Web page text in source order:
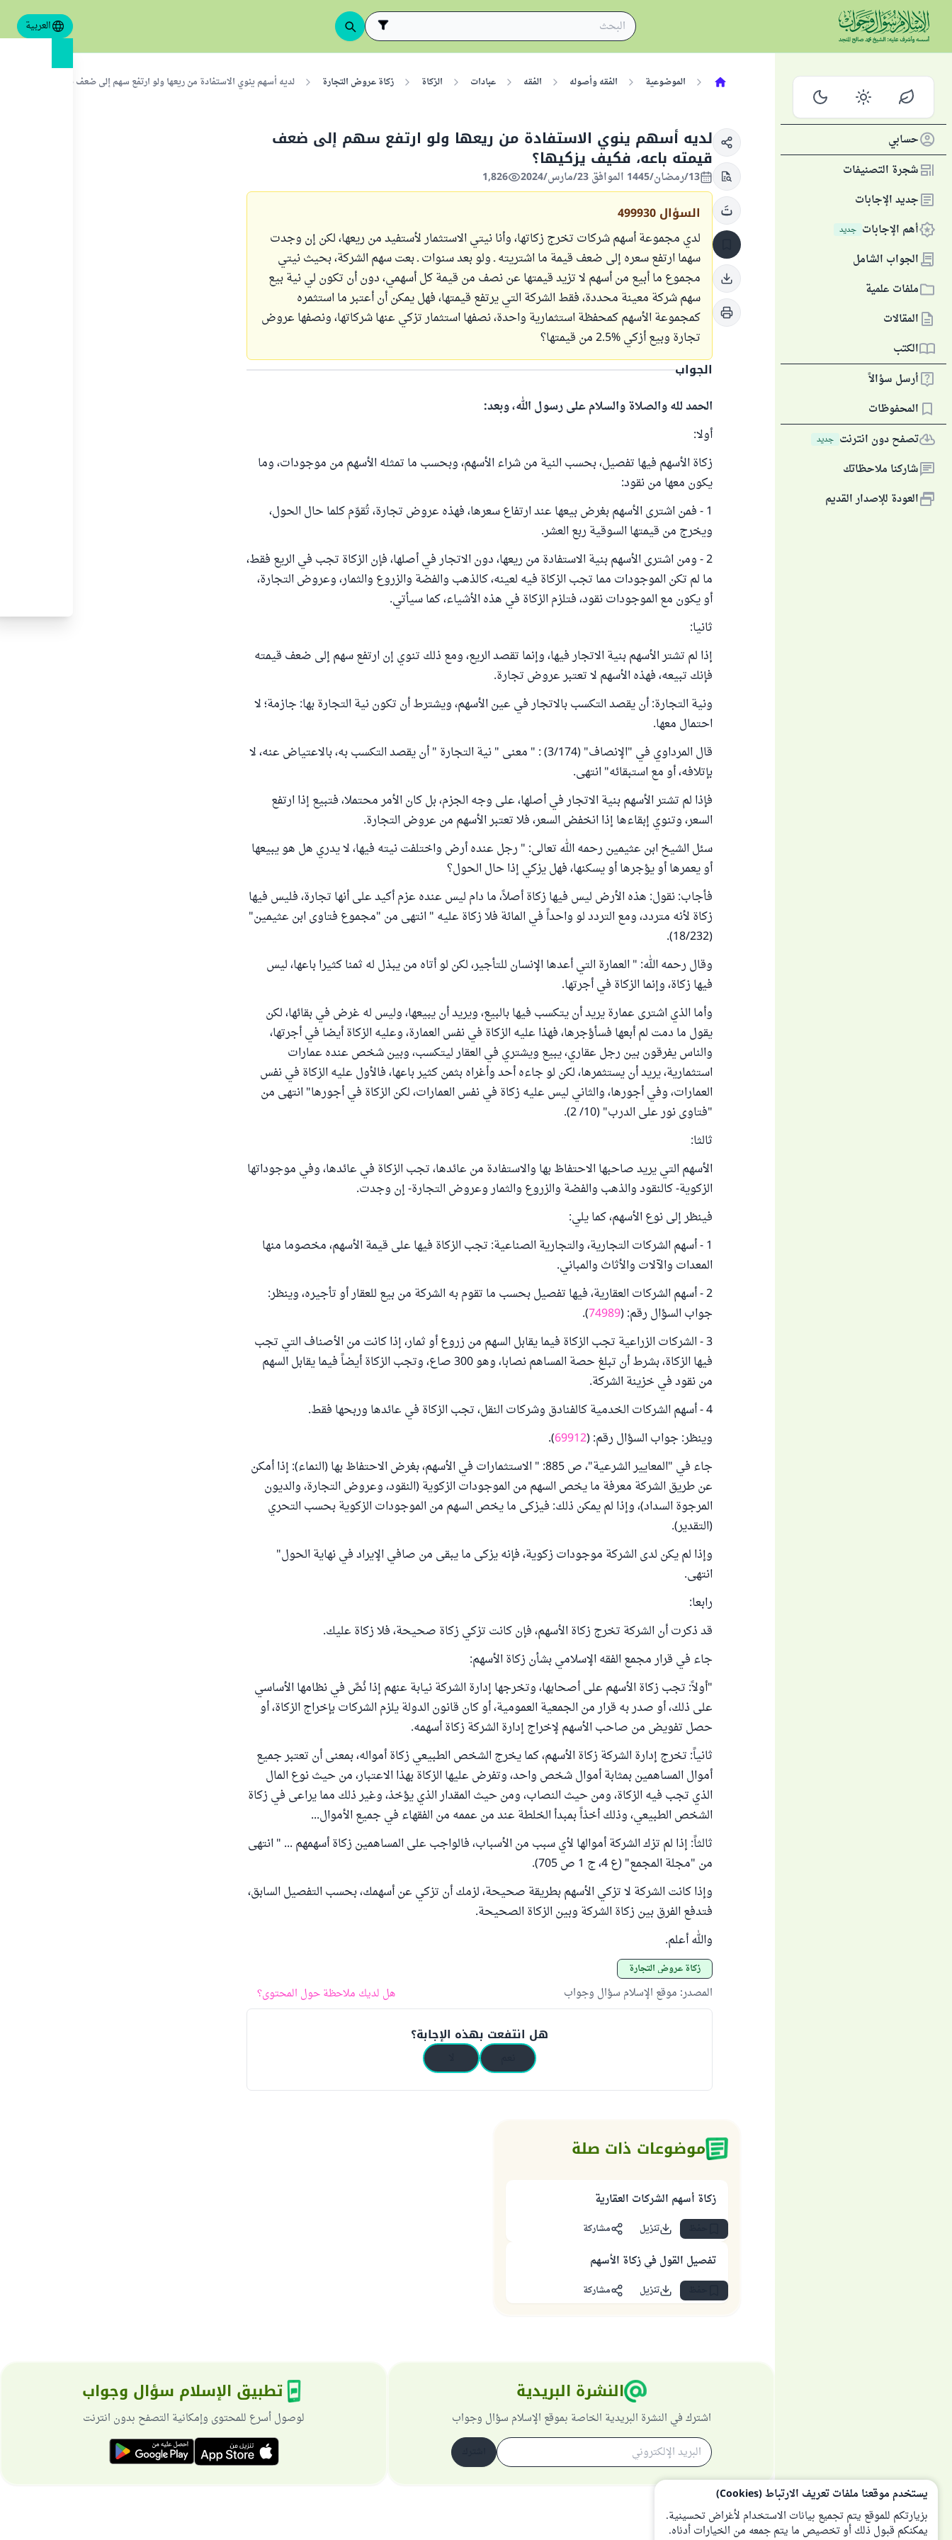
العربية
حسابي
شجرة التصنيفات
جديد الإجابات
أهم الإجابات جديد
الجواب الشامل
ملفات علمية
المقالات
الكتب
أرسل سؤالاً
المحفوظات
تصفح دون انترنت جديد
شاركنا ملاحظاتك
العودة للإصدار القديم
الموضوعية الفقه وأصوله الفقه عبادات الزكاة زكاة عروض التجارة لديه أسهم ينوي الاستفادة من ريعها ولو ارتفع سهم إلى ضعف قيمته باعه، فكيف
لديه أسهم ينوي الاستفادة من ريعها ولو ارتفع سهم إلى ضعف
قيمته باعه، فكيف يزكيها؟
13/رمضان/1445 الموافق 23/مارس/2024 1,826
السؤال 499930
لدي مجموعة أسهم شركات تخرج زكاتها، وأنا نيتي الاستثمار لأستفيد من ريعها، لكن إن وجدت
سهما ارتفع سعره إلى ضعف قيمة ما اشتريته ـ ولو بعد سنوات ـ بعت سهم الشركة، بحيث نيتي
مجموع ما أبيع من أسهم لا تزيد قيمتها عن نصف ‎من قيمة كل أسهمي، دون أن تكون لي نية بيع
سهم شركة معينة محددة، فقط الشركة التي يرتفع قيمتها، فهل يمكن أن أعتبر ما استثمره
كمجموعة الأسهم كمحفظة استثمارية واحدة، نصفها استثمار تزكي عنها شركاتها، ونصفها عروض
تجارة وبيع أزكي 2.5‎%‎ من قيمتها؟
الجواب
الحمد لله والصلاة والسلام على رسول الله، وبعد:
أولا:
زكاة الأسهم فيها تفصيل، بحسب النية من شراء الأسهم، وبحسب ما تمثله الأسهم من موجودات، وما
يكون معها من نقود:
1 - فمن اشترى الأسهم بغرض بيعها عند ارتفاع سعرها، فهذه عروض تجارة، تُقوّم كلما حال الحول،
ويخرج من قيمتها السوقية ربع العشر.
2 - ومن اشترى الأسهم بنية الاستفادة من ريعها، دون الاتجار في أصلها، فإن الزكاة تجب في الريع فقط،
ما لم تكن الموجودات مما تجب الزكاة فيه لعينه، كالذهب والفضة والزروع والثمار، وعروض التجارة،
أو يكون مع الموجودات نقود، فتلزم الزكاة في هذه الأشياء، كما سيأتي.
ثانيا:
إذا لم تشتر الأسهم بنية الاتجار فيها، وإنما تقصد الريع، ومع ذلك تنوي إن ارتفع سهم إلى ضعف قيمته
فإنك تبيعه، فهذه الأسهم لا تعتبر عروض تجارة.
ونية التجارة: أن يقصد التكسب بالاتجار في عين الأسهم، ويشترط أن تكون نية التجارة بها: جازمة؛ لا
احتمال معها.
قال المرداوي في "الإنصاف" (3/174) : " معنى " نية التجارة " أن يقصد التكسب به، بالاعتياض عنه، لا
بإتلافه، أو مع استبقائه" انتهى.
فإذا لم تشتر الأسهم بنية الاتجار في أصلها، على وجه الجزم، بل كان الأمر محتملا، فتبيع إذا ارتفع
السعر، وتنوي إبقاءها إذا انخفض السعر، فلا تعتبر الأسهم من عروض التجارة.
سئل الشيخ ابن عثيمين رحمه الله تعالى: " رجل عنده أرض واختلفت نيته فيها، لا يدري هل هو يبيعها
أو يعمرها أو يؤجرها أو يسكنها، فهل يزكي إذا حال الحول؟
فأجاب: نقول: هذه الأرض ليس فيها زكاة أصلاً، ما دام ليس عنده عزم أكيد على أنها تجارة، فليس فيها
زكاة لأنه متردد، ومع التردد لو واحداً في المائة فلا زكاة عليه " انتهى من "مجموع فتاوى ابن عثيمين"
(18/232).
وقال رحمه الله: " العمارة التي أعدها الإنسان للتأجير، لكن لو أتاه من يبذل له ثمنا كثيرا باعها، ليس
فيها زكاة، وإنما الزكاة في أجرتها.
وأما الذي اشترى عمارة يريد أن يتكسب فيها بالبيع، ويريد أن يبيعها، وليس له غرض في بقائها، لكن
يقول ما دمت لم أبعها فسأؤجرها، فهذا عليه الزكاة في نفس العمارة، وعليه الزكاة أيضا في أجرتها،
والناس يفرقون بين رجل عقاري، يبيع ويشتري في العقار ليتكسب، وبين شخص عنده عمارات
استثمارية، يريد أن يستثمرها، لكن لو جاءه أحد وأغراه بثمن كثير باعها، فالأول عليه الزكاة في نفس
العمارات، وفي أجورها، والثاني ليس عليه زكاة في نفس العمارات، لكن الزكاة في أجورها" انتهى من
"فتاوى نور على الدرب" (10/ 2).
ثالثا:
الأسهم التي يريد صاحبها الاحتفاظ بها والاستفادة من عائدها، تجب الزكاة في عائدها، وفي موجوداتها
الزكوية- كالنقود والذهب والفضة والزروع والثمار وعروض التجارة- إن وجدت.
فينظر إلى نوع الأسهم، كما يلي:
1 - أسهم الشركات التجارية، والتجارية الصناعية: تجب الزكاة فيها على قيمة الأسهم، مخصوما منها
المعدات والآلات والأثاث والمباني.
2 - أسهم الشركات العقارية، فيها تفصيل بحسب ما تقوم به الشركة من بيع للعقار أو تأجيره، وينظر:
جواب السؤال رقم: (74989
).
3 - الشركات الزراعية تجب الزكاة فيما يقابل السهم من زروع أو ثمار، إذا كانت من الأصناف التي تجب
فيها الزكاة، بشرط أن تبلغ حصة المساهم نصابا، وهو 300 صاع، وتجب الزكاة أيضاً فيما يقابل السهم
من نقود في خزينة الشركة.
4 - أسهم الشركات الخدمية كالفنادق وشركات النقل، تجب الزكاة في عائدها وربحها فقط.
وينظر: جواب السؤال رقم: (69912
).
جاء في "المعايير الشرعية"، ص 885: " الاستثمارات في الأسهم، بغرض الاحتفاظ بها (النماء): إذا أمكن
عن طريق الشركة معرفة ما يخص السهم من الموجودات الزكوية (النقود، وعروض التجارة، والديون
المرجوة السداد)، وإذا لم يمكن ذلك: فيزكى ما يخص السهم من الموجودات الزكوية بحسب التحري
(التقدير).
وإذا لم يكن لدى الشركة موجودات زكوية، فإنه يزكى ما يبقى من صافي الإيراد في نهاية الحول"
انتهى.
رابعا:
قد ذكرت أن الشركة تخرج زكاة الأسهم، فإن كانت تزكي زكاة صحيحة، فلا زكاة عليك.
جاء في قرار مجمع الفقه الإسلامي بشأن زكاة الأسهم:
"أولاً: تجب زكاة الأسهم على أصحابها، وتخرجها إدارة الشركة نيابة عنهم إذا نُصَّ في نظامها الأساسي
على ذلك، أو صدر به قرار من الجمعية العمومية، أو كان قانون الدولة يلزم الشركات بإخراج الزكاة، أو
حصل تفويض من صاحب الأسهم لإخراج إدارة الشركة زكاة أسهمه.
ثانياً: تخرج إدارة الشركة زكاة الأسهم، كما يخرج الشخص الطبيعي زكاة أمواله، بمعنى أن تعتبر جميع
أموال المساهمين بمثابة أموال شخص واحد، وتفرض عليها الزكاة بهذا الاعتبار، من حيث نوع المال
الذي تجب فيه الزكاة، ومن حيث النصاب، ومن حيث المقدار الذي يؤخذ، وغير ذلك مما يراعى في زكاة
الشخص الطبيعي، وذلك أخذاً بمبدأ الخلطة عند من عممه من الفقهاء في جميع الأموال...
ثالثاً: إذا لم تزك الشركة أموالها لأي سبب من الأسباب، فالواجب على المساهمين زكاة أسهمهم ... " انتهى
من "مجلة المجمع" (ع 4، ج 1 ص 705).
وإذا كانت الشركة لا تزكي الأسهم بطريقة صحيحة، لزمك أن تزكي عن أسهمك، بحسب التفصيل السابق،
فتدفع الفرق بين زكاة الشركة وبين الزكاة الصحيحة.
والله أعلم.
زكاة عروض التجارة
المصدر: موقع الإسلام سؤال وجواب هل لديك ملاحظة حول المحتوى؟
هل انتفعت بهذه الإجابة؟
موضوعات ذات صلة
زكاة أسهم الشركات العقارية
تنزيل مشاركة
تفصيل القول في زكاة الأسهم
تنزيل مشاركة
النشرة البريدية
اشترك في النشرة البريدية الخاصة بموقع الإسلام سؤال وجواب
تطبيق الإسلام سؤال وجواب
لوصول أسرع للمحتوى وإمكانية التصفح بدون انترنت
يستخدم موقعنا ملفات تعريف الارتباط (Cookies)
بزيارتكم للموقع يتم تجميع بيانات الاستخدام لأغراض تحسينية.
يمكنكم قبول ذلك أو تخصيص ما يتم جمعه من الخيارات أدناه.